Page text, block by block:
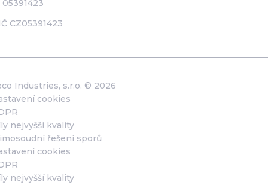
05391423
CZ05391423
Industries, s.r.o. © 2026
cookies
nejvyšší kvality
řešení sporů
cookies
nejvyšší kvality